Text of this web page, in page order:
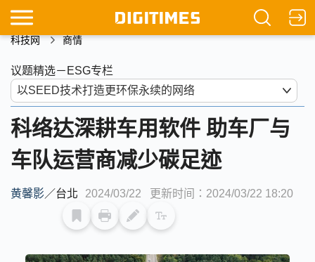
科技网 商情
议题精选－ESG专栏
科络达深耕车用软件 助车厂与
车队运营商减少碳足迹
黄馨影／台北 2024/03/22 更新时间：2024/03/22 18:20